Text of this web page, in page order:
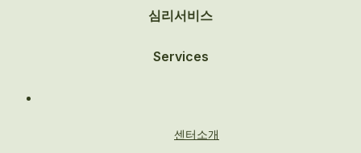
심리서비스
Services
센터소개